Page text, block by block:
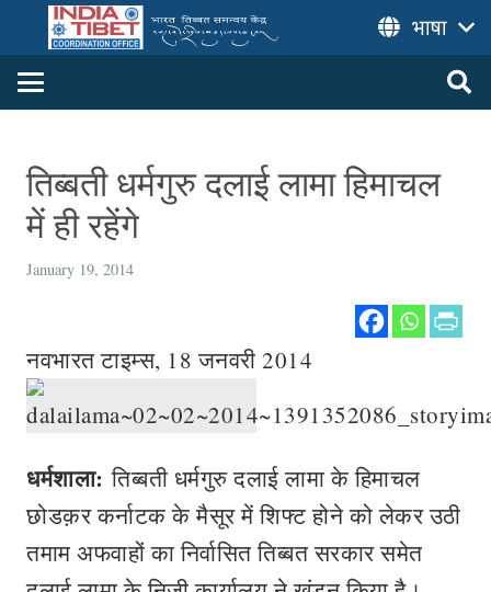
भाषा
तिब्बती धर्मगुरु दलाई लामा हिमाचल
में ही रहेंगे
January 19, 2014
नवभारत टाइम्स, 18 जनवरी 2014
धर्मशाला:तिब्बती धर्मगुरु दलाई लामा के हिमाचल
छोडक़र कर्नाटक के मैसूर में शिफ्ट होने को लेकर उठी
तमाम अफवाहों का निर्वासित तिब्बत सरकार समेत